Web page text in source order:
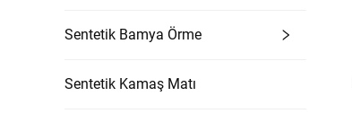
Sentetik Bamya Örme
Sentetik Kamaş Matı